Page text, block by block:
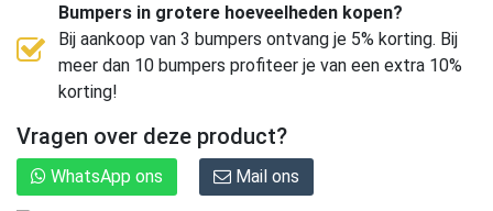
Bumpers in grotere hoeveelheden kopen?
Bij aankoop van 3 bumpers ontvang je 5% korting. Bij
meer dan 10 bumpers profiteer je van een extra 10%
korting!
Vragen over deze product?
WhatsApp ons Mail ons